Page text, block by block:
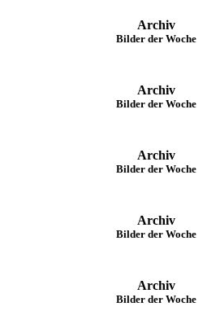
Archiv
Bilder der Woche
Archiv
Bilder der Woche
Archiv
Bilder der Woche
Archiv
Bilder der Woche
Archiv
Bilder der Woche